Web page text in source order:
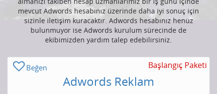
mevcut Adwords hesabınız üzerinde daha iyi sonuç için
sizinle iletişim kuracaktır. Adwords hesabınız henüz
bulunmuyor ise Adwords kurulum sürecinde de
ekibimizden yardım talep edebilirsiniz.
Beğen Başlangıç Paketi
Adwords Reklam